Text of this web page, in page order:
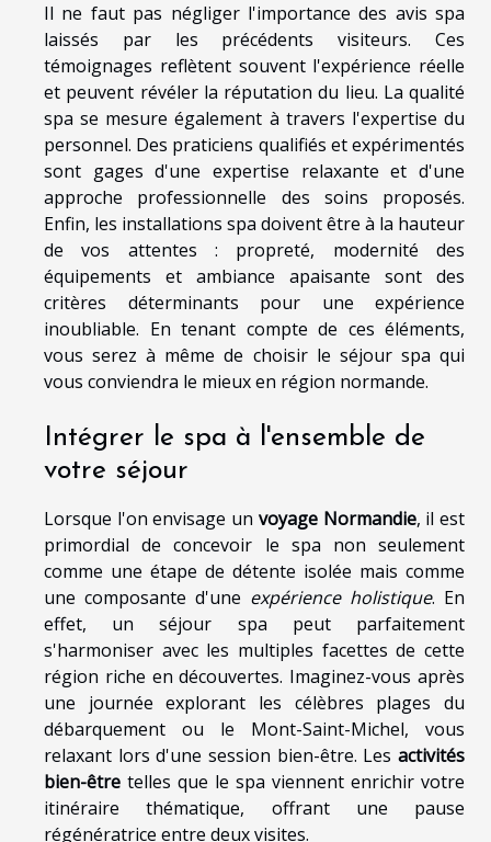
Il ne faut pas négliger l'importance des avis spa
laissés par les précédents visiteurs. Ces
témoignages reflètent souvent l'expérience réelle
et peuvent révéler la réputation du lieu. La qualité
spa se mesure également à travers l'expertise du
personnel. Des praticiens qualifiés et expérimentés
sont gages d'une expertise relaxante et d'une
approche professionnelle des soins proposés.
Enfin, les installations spa doivent être à la hauteur
de vos attentes : propreté, modernité des
équipements et ambiance apaisante sont des
critères déterminants pour une expérience
inoubliable. En tenant compte de ces éléments,
vous serez à même de choisir le séjour spa qui
vous conviendra le mieux en région normande.
Intégrer le spa à l'ensemble de
votre séjour
Lorsque l'on envisage un voyage Normandie, il est
primordial de concevoir le spa non seulement
comme une étape de détente isolée mais comme
une composante d'une expérience holistique. En
effet, un séjour spa peut parfaitement
s'harmoniser avec les multiples facettes de cette
région riche en découvertes. Imaginez-vous après
une journée explorant les célèbres plages du
débarquement ou le Mont-Saint-Michel, vous
relaxant lors d'une session bien-être. Les activités
bien-être telles que le spa viennent enrichir votre
itinéraire thématique, offrant une pause
régénératrice entre deux visites.